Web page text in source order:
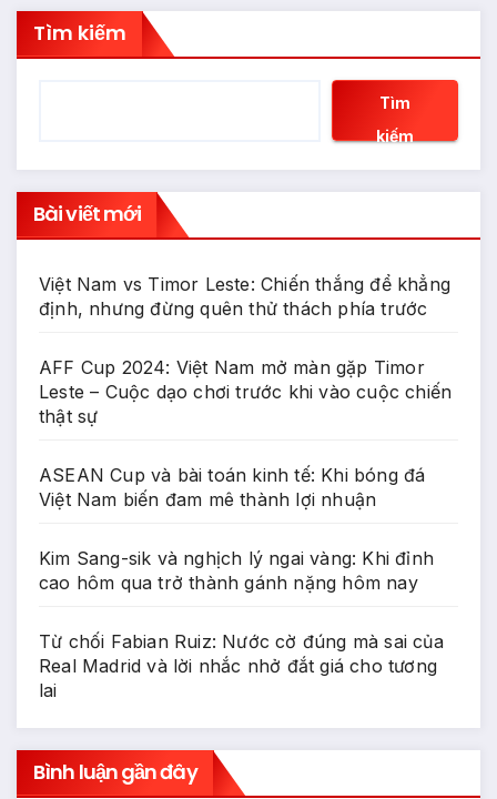
Tìm kiếm
Tìm
kiếm
Bài viết mới
Việt Nam vs Timor Leste: Chiến thắng để khẳng
định, nhưng đừng quên thử thách phía trước
AFF Cup 2024: Việt Nam mở màn gặp Timor
Leste – Cuộc dạo chơi trước khi vào cuộc chiến
thật sự
ASEAN Cup và bài toán kinh tế: Khi bóng đá
Việt Nam biến đam mê thành lợi nhuận
Kim Sang-sik và nghịch lý ngai vàng: Khi đỉnh
cao hôm qua trở thành gánh nặng hôm nay
Từ chối Fabian Ruiz: Nước cờ đúng mà sai của
Real Madrid và lời nhắc nhở đắt giá cho tương
lai
Bình luận gần đây